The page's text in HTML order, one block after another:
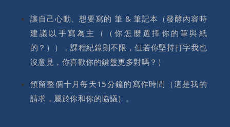
讓自己心動、想要寫的 筆 & 筆記本（發酵內容時
建議以手寫為主（（你怎麼選擇你的筆與紙
的？）），課程紀錄則不限，但若你堅持打字我也
沒意見，你喜歡你的鍵盤更多對嗎？）
預留整個十月每天15分鐘的寫作時間（這是我的
請求，屬於你和你的協議）。